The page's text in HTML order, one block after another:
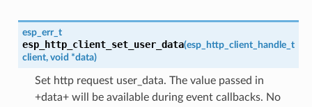
esp_err_t
esp_http_client_set_user_data(esp_http_client_handle_t
client, void *data)
Set http request user_data. The value passed in
+data+ will be available during event callbacks. No